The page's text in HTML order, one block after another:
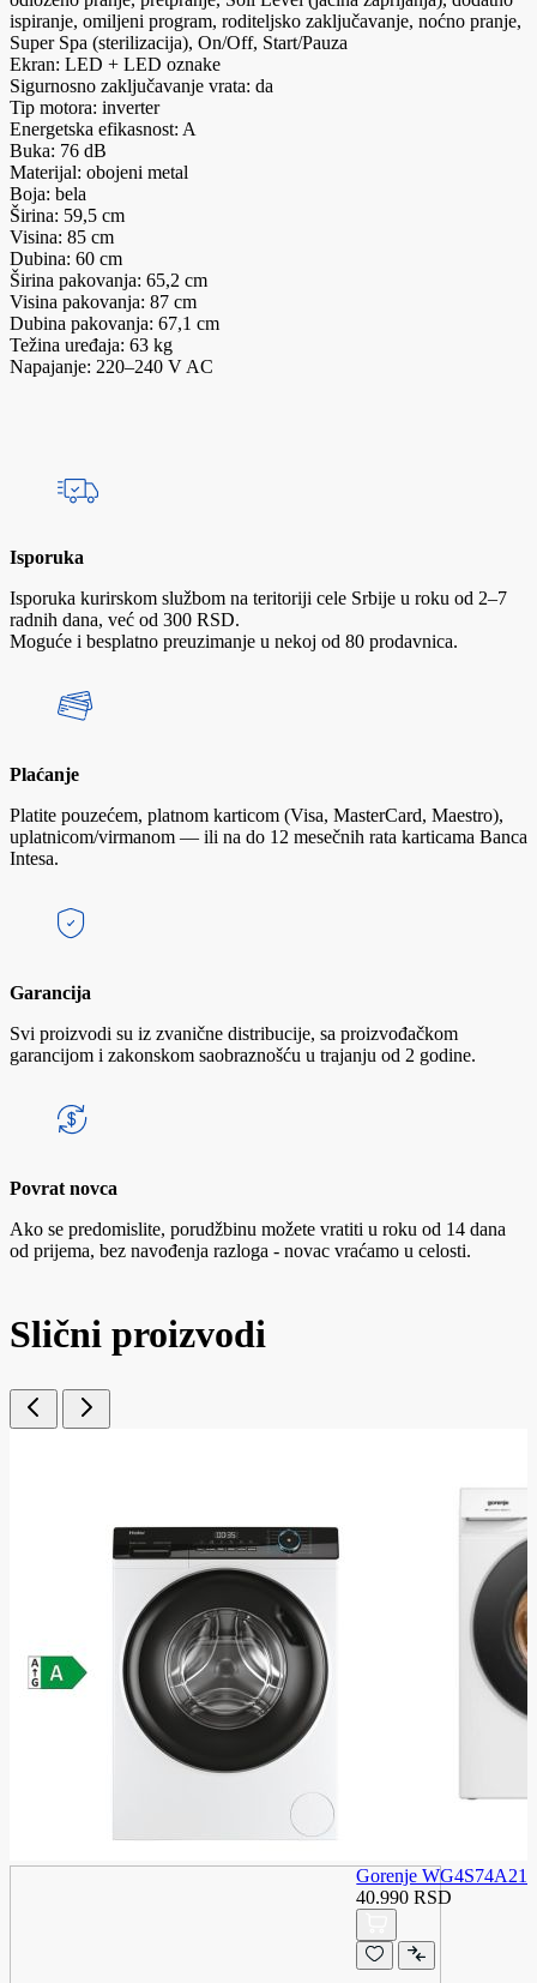
ispiranje, omiljeni program, roditeljsko zaključavanje, noćno pranje,
Super Spa (sterilizacija), On/Off, Start/Pauza
Ekran: LED + LED oznake
Sigurnosno zaključavanje vrata: da
Tip motora: inverter
Energetska efikasnost: A
Buka: 76 dB
Materijal: obojeni metal
Boja: bela
Širina: 59,5 cm
Visina: 85 cm
Dubina: 60 cm
Širina pakovanja: 65,2 cm
Visina pakovanja: 87 cm
Dubina pakovanja: 67,1 cm
Težina uređaja: 63 kg
Napajanje: 220–240 V AC
Isporuka
Isporuka kurirskom službom na teritoriji cele Srbije u roku od 2–7
radnih dana, već od 300 RSD.
Moguće i besplatno preuzimanje u nekoj od 80 prodavnica.
Plaćanje
Platite pouzećem, platnom karticom (Visa, MasterCard, Maestro),
uplatnicom/virmanom — ili na do 12 mesečnih rata karticama Banca
Intesa.
Garancija
Svi proizvodi su iz zvanične distribucije, sa proizvođačkom
garancijom i zakonskom saobraznošću u trajanju od 2 godine.
Povrat novca
Ako se predomislite, porudžbinu možete vratiti u roku od 14 dana
od prijema, bez navođenja razloga - novac vraćamo u celosti.
Slični proizvodi
Gorenje WG4S74A21
40.990 RSD